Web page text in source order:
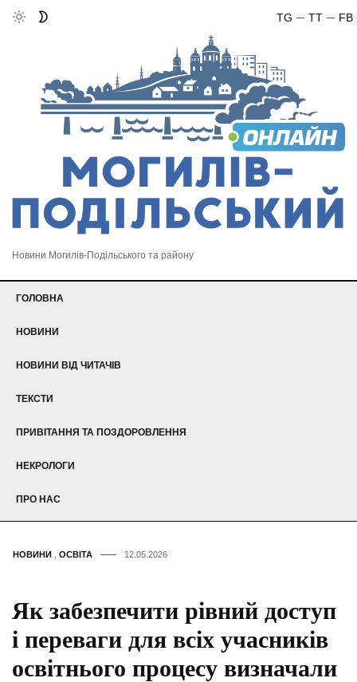
FB
TT
TG
Новини Могилів-Подільського та району
ГОЛОВНА
НОВИНИ
НОВИНИ ВІД ЧИТАЧІВ
ТЕКСТИ
ПРИВІТАННЯ ТА ПОЗДОРОВЛЕННЯ
НЕКРОЛОГИ
ПРО НАС
НОВИНИ ОСВІТА 12.05.2026
Як забезпечити рівний доступ
і переваги для всіх учасників
освітнього процесу визначали